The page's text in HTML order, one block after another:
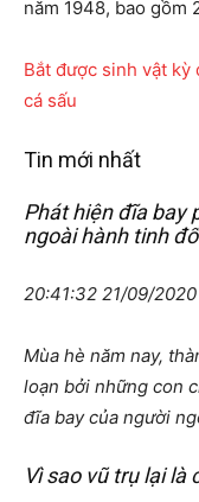
năm 1948, bao gồm
Bắt được sinh vật
cá sấu
Tin mới nhất
Phát hiện đĩa bay
ngoài hành tinh
20:41:32 21/09/2020
Mùa hè năm nay,
loạn bởi những con
đĩa bay của người
Vì sao vũ trụ lại là